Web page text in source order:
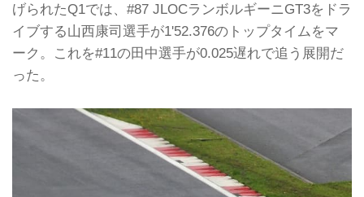
げられたQ1では、#87 JLOCランボルギーニGT3をドラ
イブする山西康司選手が1'52.376のトップタイムをマ
ーク。これを#11の田中選手が0.025遅れで追う展開だ
った。